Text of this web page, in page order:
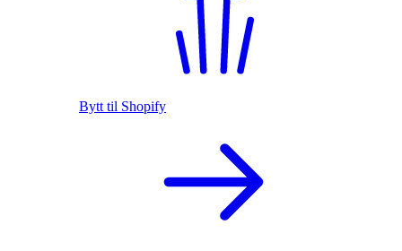
Bytt til Shopify